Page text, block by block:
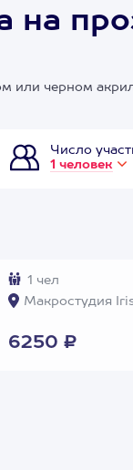
на
или черном
Число
1 человек
1 чел
Макростудия
6250 ₽